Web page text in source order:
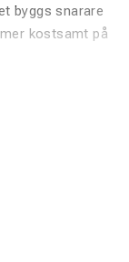
byggs snarare
kostsamt på